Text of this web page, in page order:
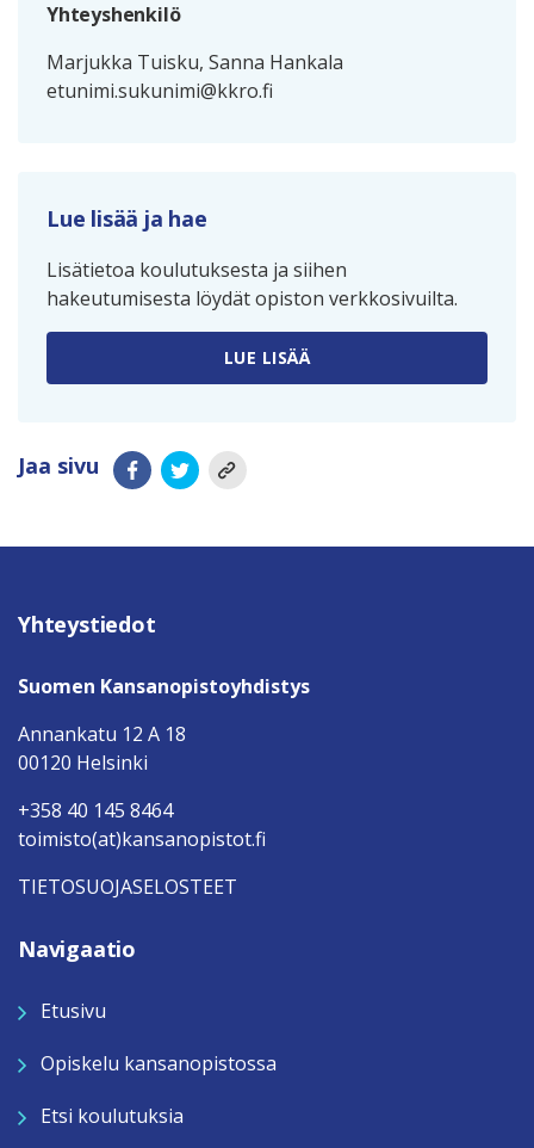
Yhteyshenkilö
Marjukka Tuisku, Sanna Hankala
etunimi.sukunimi@kkro.fi
Lue lisää ja hae
Lisätietoa koulutuksesta ja siihen
hakeutumisesta löydät opiston verkkosivuilta.
LUE LISÄÄ
Jaa sivu
Yhteystiedot
Suomen Kansanopistoyhdistys
Annankatu 12 A 18
00120 Helsinki
+358 40 145 8464
toimisto(at)kansanopistot.fi
TIETOSUOJASELOSTEET
Navigaatio
Etusivu
Opiskelu kansanopistossa
Etsi koulutuksia